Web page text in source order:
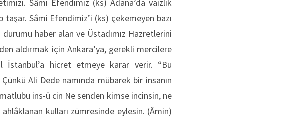
Sâmi Efendimiz (ks) Adana’da vaizlik
Sâmi Efendimiz’i (ks) çekemeyen bazı
haber alan ve Üstadımız Hazretlerini
aldırmak için Ankara’ya, gerekli mercilere
İstanbul’a hicret etmeye karar verir. “Bu
Ali Dede namında mübarek bir insanın
ins-ü cin Ne senden kimse incinsin, ne
kulları zümresinde eylesin. (Âmin)